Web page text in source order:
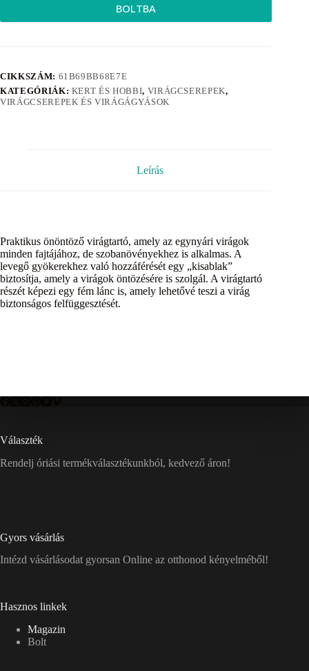
BOLTBA
CIKKSZÁM: 61B69BB68E7E
KATEGÓRIÁK: KERT ÉS HOBBI, VIRÁGCSEREPEK,
VIRÁGCSEREPEK ÉS VIRÁGÁGYÁSOK
Leírás
Praktikus önöntöző virágtartó, amely az egynyári virágok
minden fajtájához, de szobanövényekhez is alkalmas. A
levegő gyökerekhez való hozzáférését egy „kisablak”
biztosítja, amely a virágok öntözésére is szolgál. A virágtartó
részét képezi egy fém lánc is, amely lehetővé teszi a virág
biztonságos felfüggesztését.
Választék
Rendelj óriási termékválasztékunkból, kedvező áron!
Gyors vásárlás
Intézd vásárlásodat gyorsan Online az otthonod kényelméből!
Hasznos linkek
Magazin
Bolt